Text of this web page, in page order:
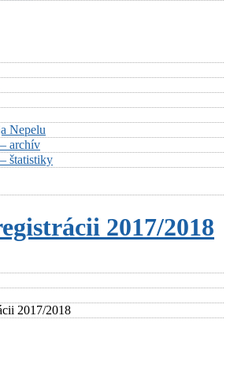
Nepelu
archív
štatistiky
2017/2018
2017/2018